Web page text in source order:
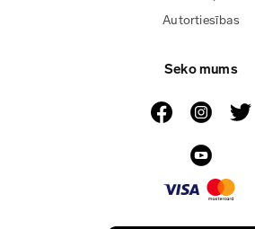
Autortiesības
Seko mums